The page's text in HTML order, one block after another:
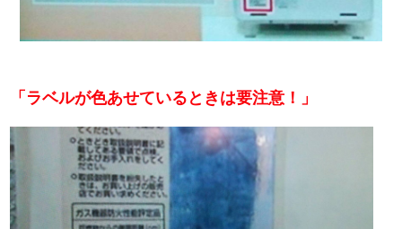
「ラベルが色あせているときは要注意！」